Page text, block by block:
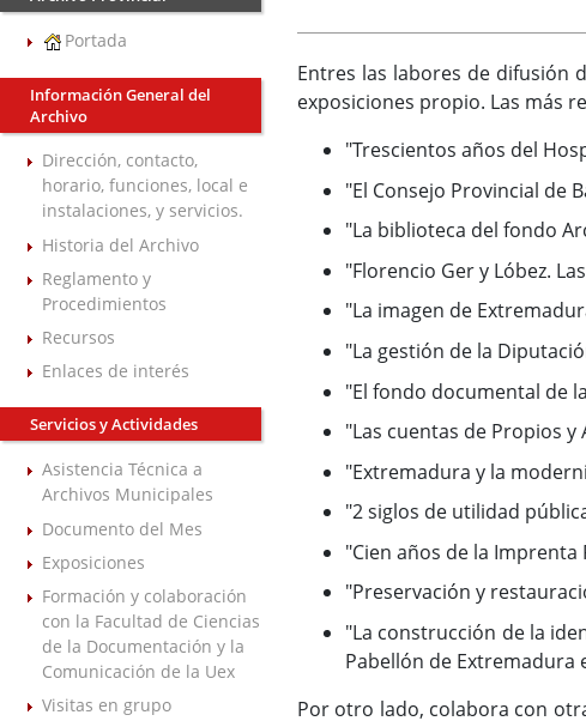
Portada
Información General del
Archivo
Dirección, contacto,
horario, funciones, local e
instalaciones, y servicios.
Historia del Archivo
Reglamento y
Procedimientos
Recursos
Enlaces de interés
Servicios y Actividades
Asistencia Técnica a
Archivos Municipales
Documento del Mes
Exposiciones
Formación y colaboración
con la Facultad de Ciencias
de la Documentación y la
Comunicación de la Uex
Visitas en grupo
Entres las labores de difusión
exposiciones propio. Las más
"Trescientos años del
"El Consejo Provincial de
"La biblioteca del fondo
"Florencio Ger y Lóbez.
"La imagen de
"La gestión de la
"El fondo documental de
"Las cuentas de Propios
"Extremadura y la
"2 siglos de utilidad
"Cien años de la Imprenta
"Preservación y
"La construcción de la
Pabellón de Extremadura
Por otro lado, colabora con